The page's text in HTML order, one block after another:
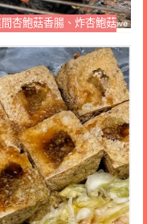
杏鮑菇香腸、炸杏鮑菇